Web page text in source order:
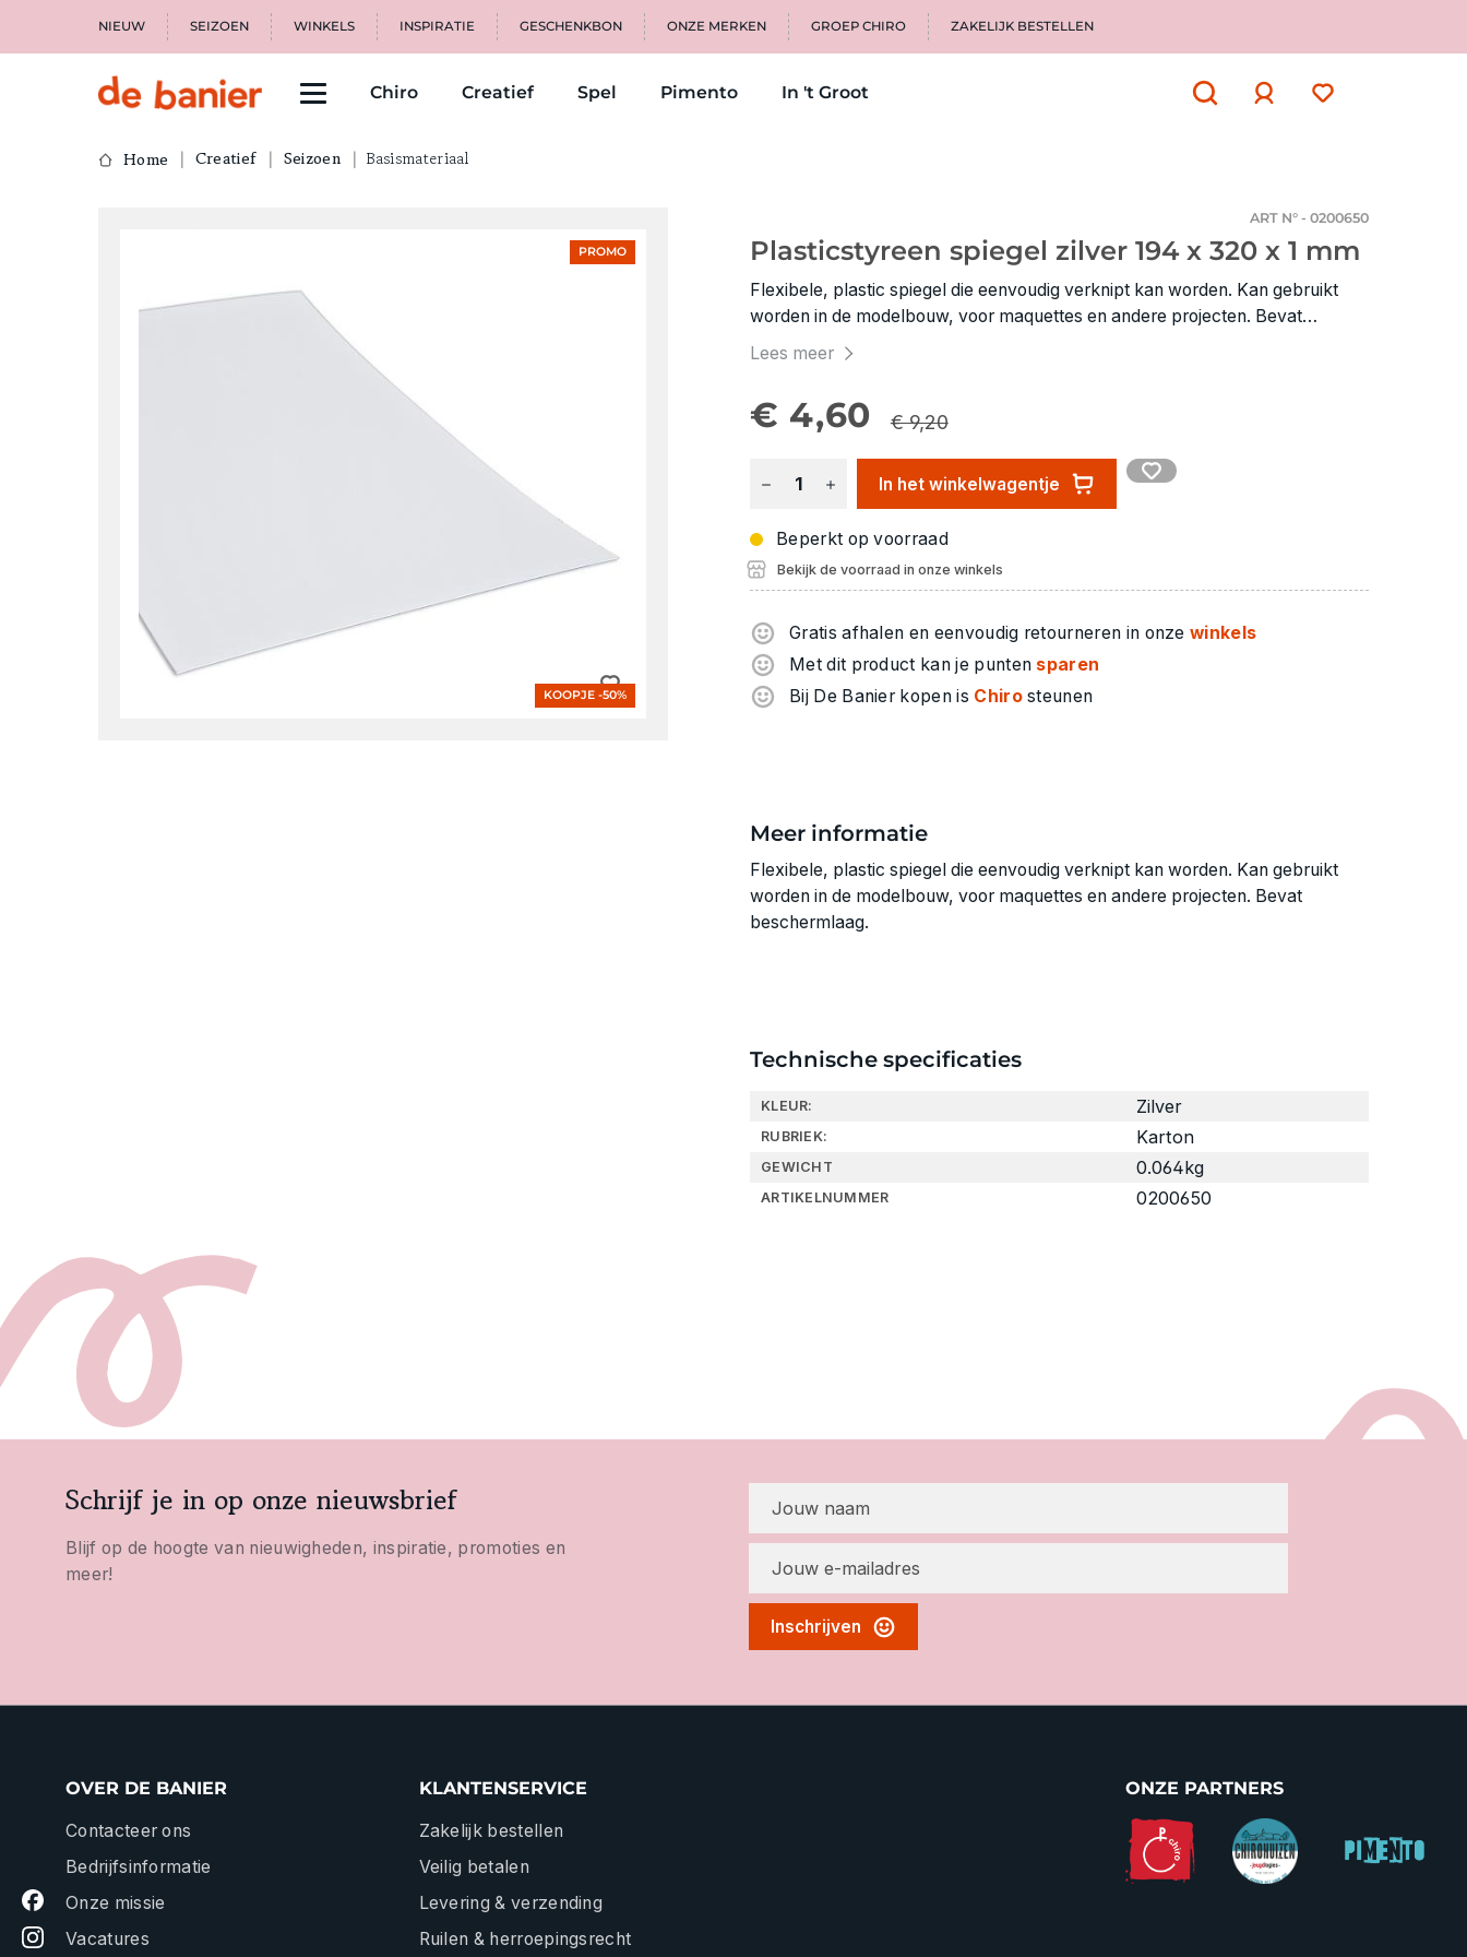
NIEUW SEIZOEN WINKELS INSPIRATIE GESCHENKBON ONZE MERKEN GROEP CHIRO ZAKELIJK BESTELLEN
Chiro Creatief Spel Pimento In 't Groot
Home Creatief Seizoen Basismateriaal
PROMO
KOOPJE -50%
ART N° - 0200650
Plasticstyreen spiegel zilver 194 x 320 x 1 mm
Flexibele, plastic spiegel die eenvoudig verknipt kan worden. Kan gebruikt
worden in de modelbouw, voor maquettes en andere projecten. Bevat
beschermlaag.
Lees meer
€ 4,60 € 9,20
In het winkelwagentje
Beperkt op voorraad
Bekijk de voorraad in onze winkels
Gratis afhalen en eenvoudig retourneren in onzewinkels
Met dit product kan je punten sparen
Bij De Banier kopen is Chirosteunen
Meer informatie
Flexibele, plastic spiegel die eenvoudig verknipt kan worden. Kan gebruikt
worden in de modelbouw, voor maquettes en andere projecten. Bevat
beschermlaag.
Technische specificaties
KLEUR: Zilver
RUBRIEK: Karton
GEWICHT 0.064kg
ARTIKELNUMMER 0200650
Schrijf je in op onze nieuwsbrief
Blijf op de hoogte van nieuwigheden, inspiratie, promoties en
meer!
Inschrijven
OVER DE BANIER
Contacteer ons
Bedrijfsinformatie
Onze missie
Vacatures
KLANTENSERVICE
Zakelijk bestellen
Veilig betalen
Levering & verzending
Ruilen & herroepingsrecht
ONZE PARTNERS